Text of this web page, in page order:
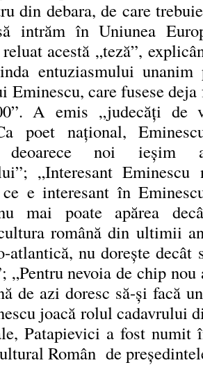
din debara, de care
intrăm în Uniunea
acestă „teză”,
entuziasmului unanim
Eminescu, care fusese
A emis „judecăți de
poet național,
deoarece noi
„Interesant
e interesant în
mai poate apărea
română din ultimii
atlantică, nu dorește decât
„Pentru nevoia de chip
de azi doresc să-și facă
joacă rolul cadavrului
Patapievici a fost numit
Român de